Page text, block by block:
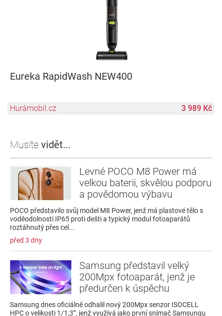
Eureka RapidWash NEW400
Hurámobil.cz 3 989 Kč
Musíte vidět...
Levné POCO M8 Power má
velkou baterii, skvělou podporu
a povědomou výbavu
POCO představilo svůj model M8 Power, jenž má plastové tělo s
voděodolností IP65 proti dešti a typický modul fotoaparátů
roztáhnutý přes cel...
před 3 dny
Samsung představil velký
200Mpx fotoaparát, jenž je
předurčen k úspěchu
Samsung dnes oficiálně odhalil nový 200Mpx senzor ISOCELL
HPC o velikosti 1/1,3”, jenž využívá jako první snímač Samsungu